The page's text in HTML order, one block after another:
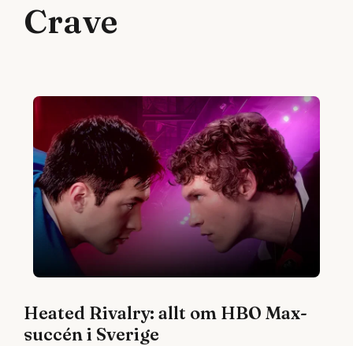
Crave
Heated Rivalry: allt om HBO Max-
succén i Sverige